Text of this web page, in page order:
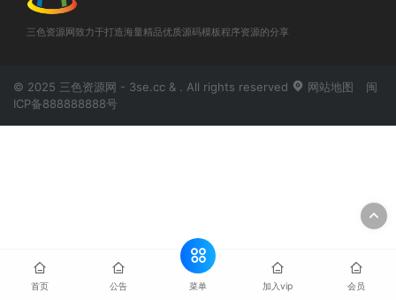
三色资源网致力于打造海量精品优质源码模板程序资源的分享
© 2025 三色资源网 - 3se.cc & . All rights reserved 网站地图
闽
ICP备888888888号
首页 公告 菜单 加入vip 会员